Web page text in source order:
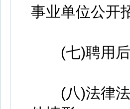
事业单位公开
(七)聘用后
(八)法律法